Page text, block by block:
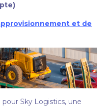
et de
Sky Logistics, une